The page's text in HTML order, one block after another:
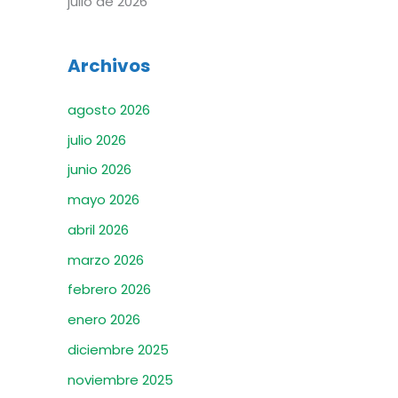
r
Archivos
agosto 2026
julio 2026
junio 2026
mayo 2026
abril 2026
marzo 2026
febrero 2026
enero 2026
diciembre 2025
noviembre 2025